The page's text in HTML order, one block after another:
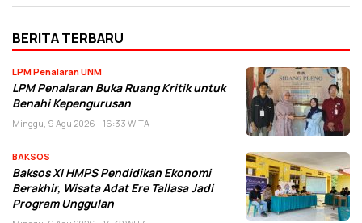
BERITA TERBARU
LPM Penalaran UNM
LPM Penalaran Buka Ruang Kritik untuk
Benahi Kepengurusan
Minggu, 9 Agu 2026 - 16:33 WITA
BAKSOS
Baksos XI HMPS Pendidikan Ekonomi
Berakhir, Wisata Adat Ere Tallasa Jadi
Program Unggulan